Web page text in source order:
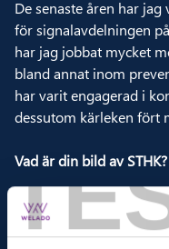
De senaste åren har
för signalavdelningen
har jag jobbat mycket
bland annat inom
har varit engagerad i
dessutom kärleken fört
Vad är din bild av STHK?
Jag har känt
sprungit på varandra